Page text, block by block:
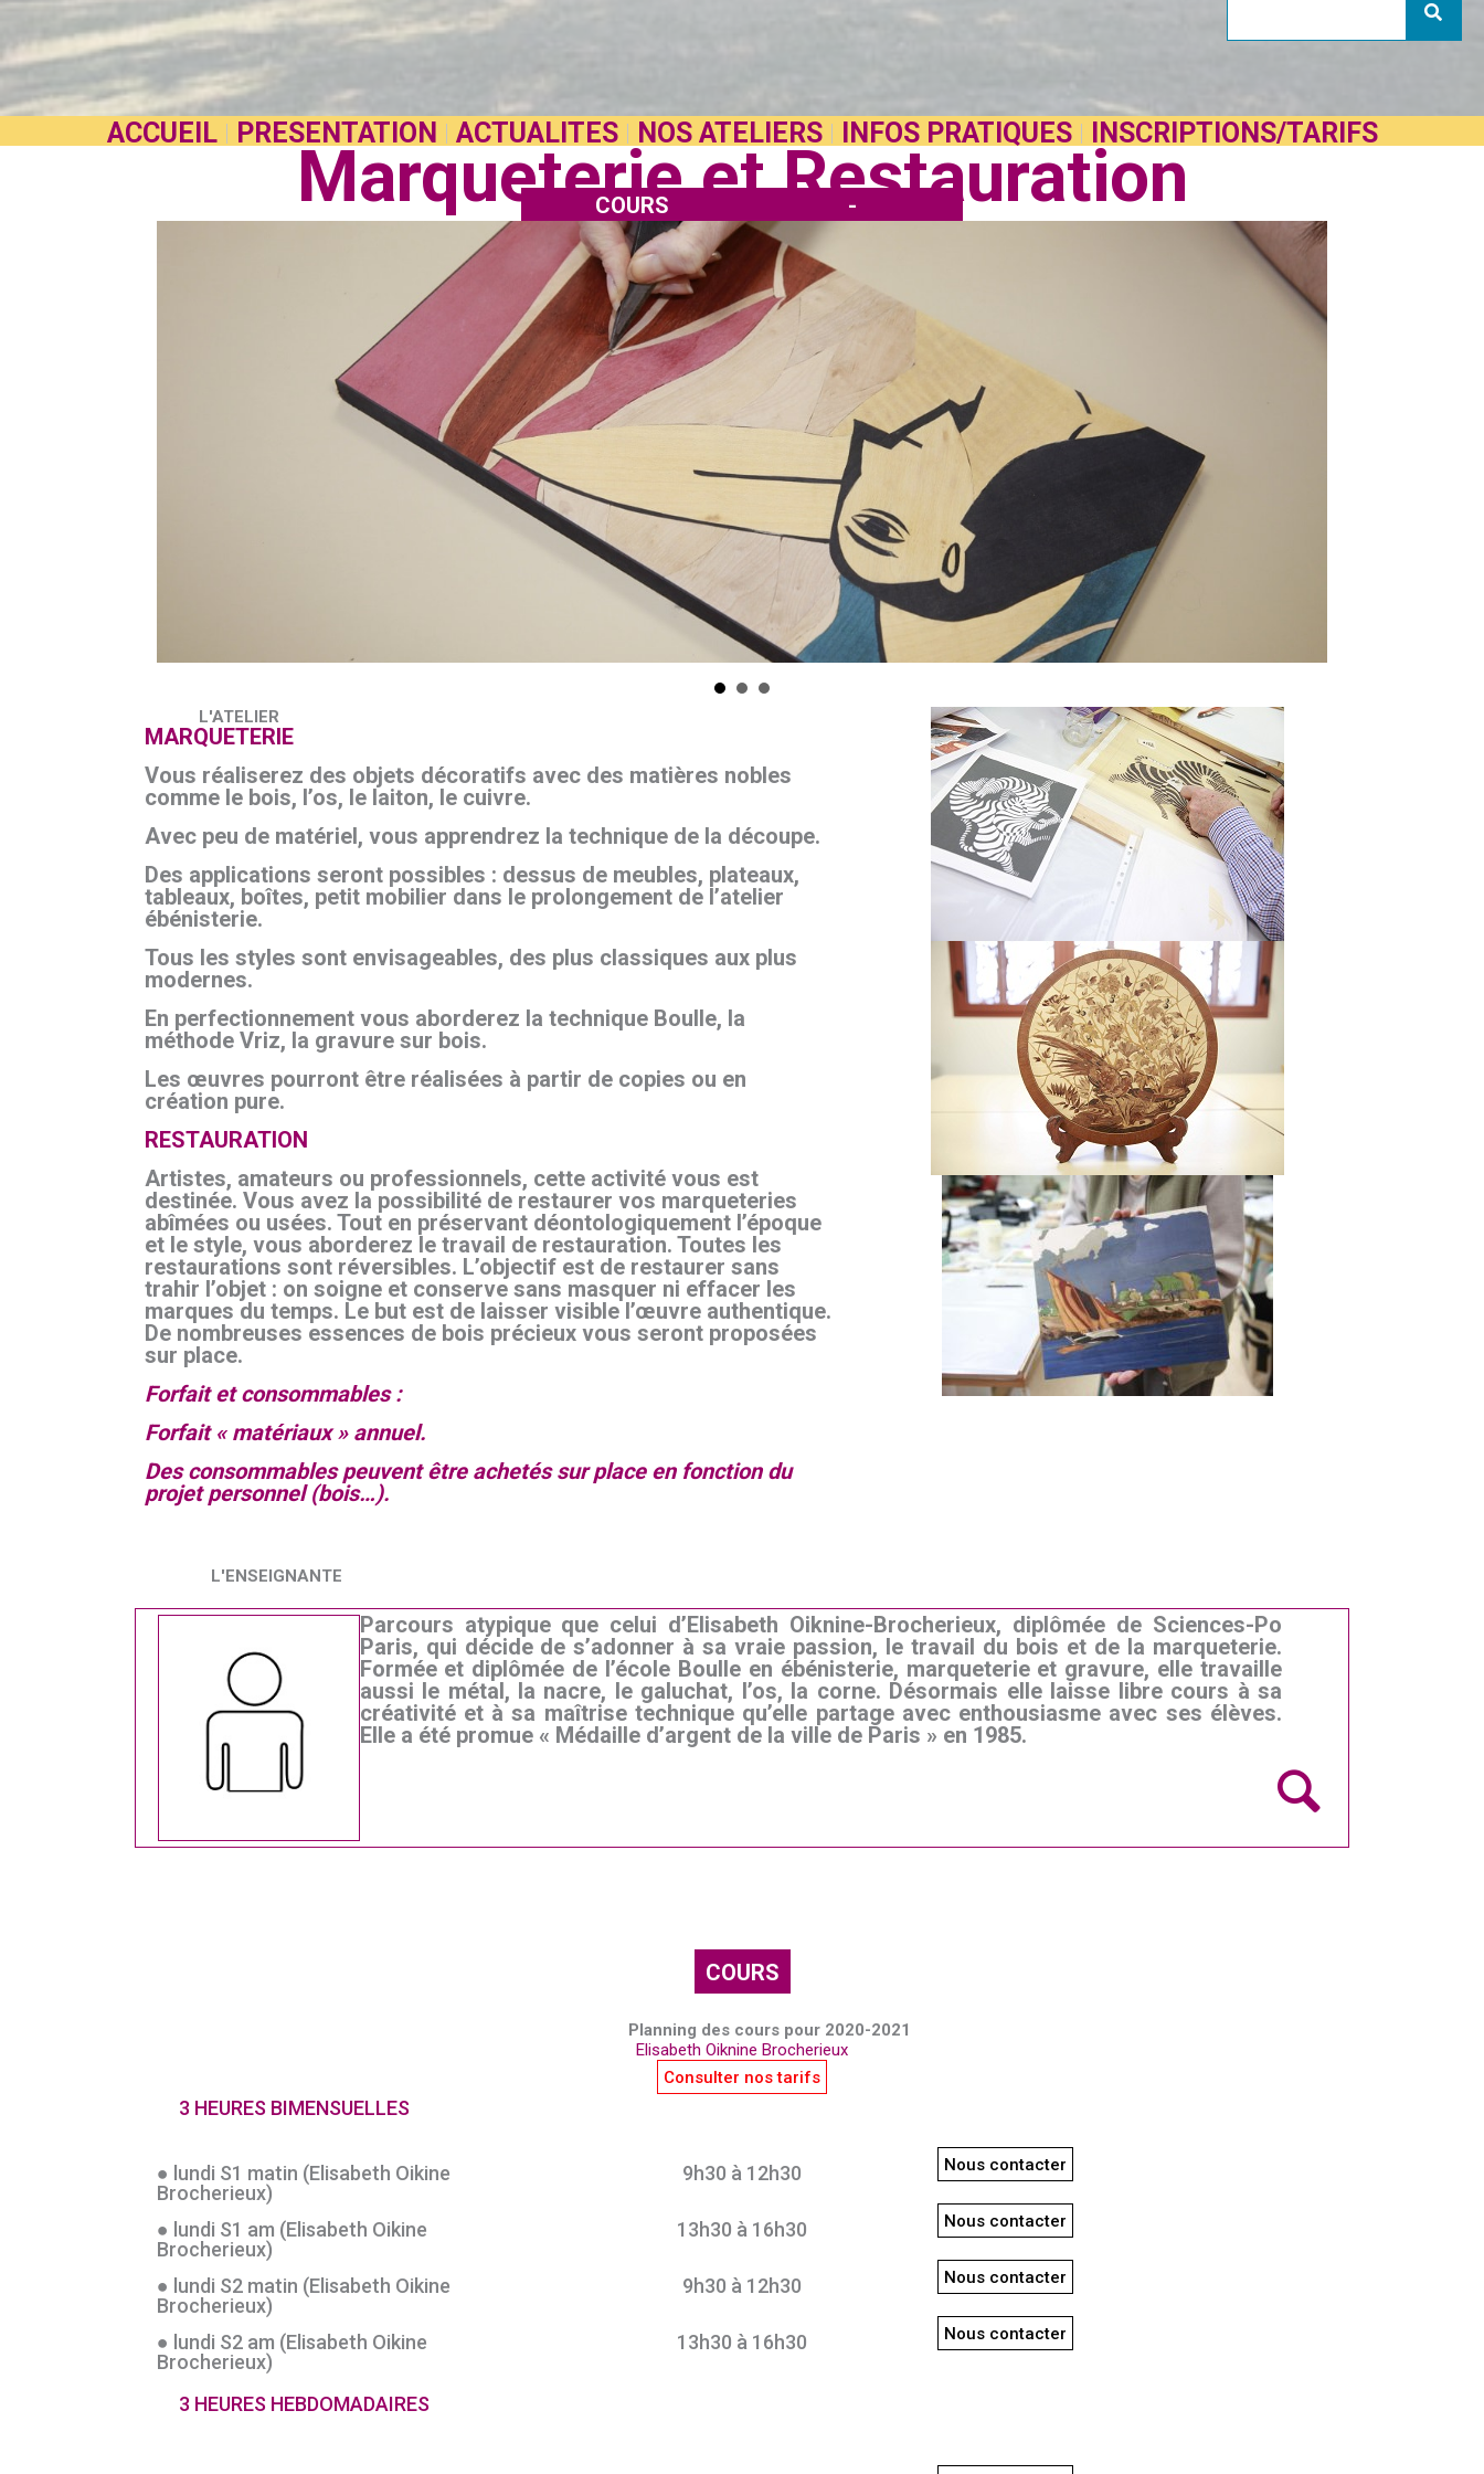
ACCUEIL PRESENTATION ACTUALITES NOS ATELIERS INFOS PRATIQUES INSCRIPTIONS/TARIFS
Marqueterie et Restauration
COURS -
L'ATELIER
MARQUETERIE
Vous réaliserez des objets décoratifs avec des matières nobles
comme le bois, l’os, le laiton, le cuivre.
Avec peu de matériel, vous apprendrez la technique de la découpe.
Des applications seront possibles : dessus de meubles, plateaux,
tableaux, boîtes, petit mobilier dans le prolongement de l’atelier
ébénisterie.
Tous les styles sont envisageables, des plus classiques aux plus
modernes.
En perfectionnement vous aborderez la technique Boulle, la
méthode Vriz, la gravure sur bois.
Les œuvres pourront être réalisées à partir de copies ou en
création pure.
RESTAURATION
Artistes, amateurs ou professionnels, cette activité vous est
destinée. Vous avez la possibilité de restaurer vos marqueteries
abîmées ou usées. Tout en préservant déontologiquement l’époque
et le style, vous aborderez le travail de restauration. Toutes les
restaurations sont réversibles. L’objectif est de restaurer sans
trahir l’objet : on soigne et conserve sans masquer ni effacer les
marques du temps. Le but est de laisser visible l’œuvre authentique.
De nombreuses essences de bois précieux vous seront proposées
sur place.
Forfait et consommables :
Forfait « matériaux » annuel.
Des consommables peuvent être achetés sur place en fonction du
projet personnel (bois…).
L'ENSEIGNANTE
Parcours atypique que celui d’Elisabeth Oiknine-Brocherieux, diplômée de Sciences-Po
Paris, qui décide de s’adonner à sa vraie passion, le travail du bois et de la marqueterie.
Formée et diplômée de l’école Boulle en ébénisterie, marqueterie et gravure, elle travaille
aussi le métal, la nacre, le galuchat, l’os, la corne. Désormais elle laisse libre cours à sa
créativité et à sa maîtrise technique qu’elle partage avec enthousiasme avec ses élèves.
Elle a été promue « Médaille d’argent de la ville de Paris » en 1985.
COURS
Planning des cours pour 2020-2021
Elisabeth Oiknine Brocherieux
Consulter nos tarifs
3 HEURES BIMENSUELLES
● lundi S1 matin (Elisabeth Oikine
Brocherieux)
9h30 à 12h30 Nous contacter
● lundi S1 am (Elisabeth Oikine
Brocherieux)
13h30 à 16h30 Nous contacter
● lundi S2 matin (Elisabeth Oikine
Brocherieux)
9h30 à 12h30 Nous contacter
● lundi S2 am (Elisabeth Oikine
Brocherieux)
13h30 à 16h30 Nous contacter
3 HEURES HEBDOMADAIRES